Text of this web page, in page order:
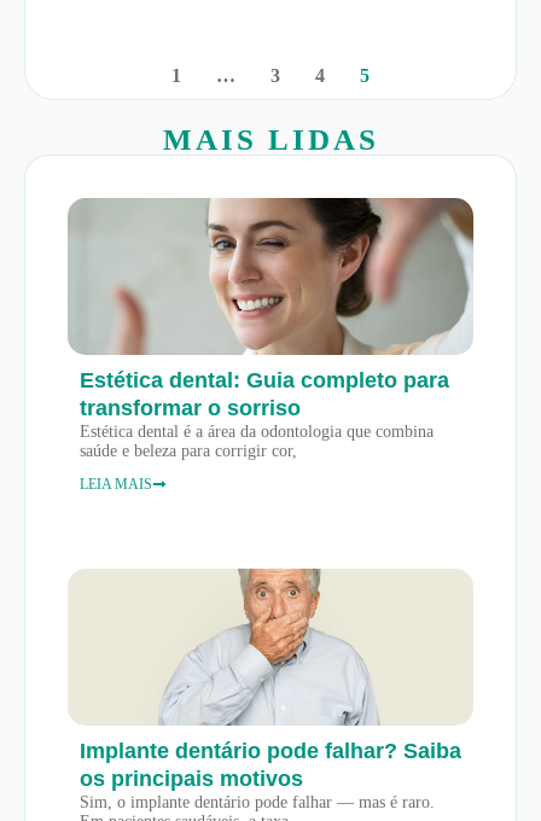
1 … 3 4 5
MAIS LIDAS
Estética dental: Guia completo para
transformar o sorriso
Estética dental é a área da odontologia que combina
saúde e beleza para corrigir cor,
LEIA MAIS
Implante dentário pode falhar? Saiba
os principais motivos
Sim, o implante dentário pode falhar — mas é raro.